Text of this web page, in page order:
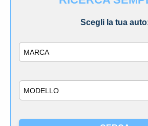
Scegli la tua